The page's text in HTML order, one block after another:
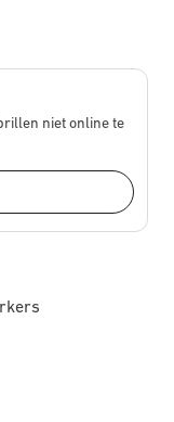
niet online te